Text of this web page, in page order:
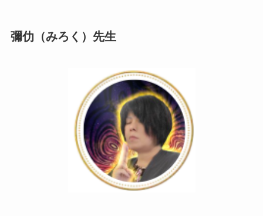
彌仂（みろく）先生